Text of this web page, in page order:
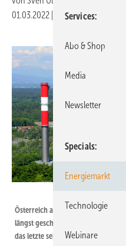
01.03.2022
Druckvorschau
Österreich als Vorbild: Die
längst geschafft. Das
das letzte seiner Art in Österreich.
Services
Abo & Shop
Media
Newsletter
Specials
Energiemarkt
Technologie
Webinare